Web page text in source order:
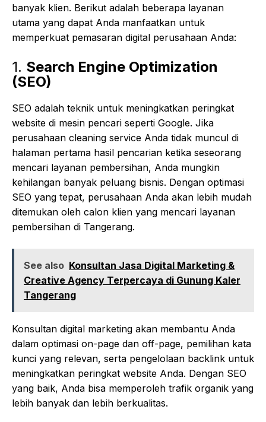
banyak klien. Berikut adalah beberapa layanan
utama yang dapat Anda manfaatkan untuk
memperkuat pemasaran digital perusahaan Anda:
1. Search Engine Optimization
(SEO)
SEO adalah teknik untuk meningkatkan peringkat
website di mesin pencari seperti Google. Jika
perusahaan cleaning service Anda tidak muncul di
halaman pertama hasil pencarian ketika seseorang
mencari layanan pembersihan, Anda mungkin
kehilangan banyak peluang bisnis. Dengan optimasi
SEO yang tepat, perusahaan Anda akan lebih mudah
ditemukan oleh calon klien yang mencari layanan
pembersihan di Tangerang.
See also Konsultan Jasa Digital Marketing &
Creative Agency Terpercaya di Gunung Kaler
Tangerang
Konsultan digital marketing akan membantu Anda
dalam optimasi on-page dan off-page, pemilihan kata
kunci yang relevan, serta pengelolaan backlink untuk
meningkatkan peringkat website Anda. Dengan SEO
yang baik, Anda bisa memperoleh trafik organik yang
lebih banyak dan lebih berkualitas.